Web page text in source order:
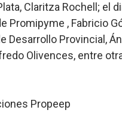
Claritza Rochell; el
Promipyme , Fabricio
Desarrollo Provincial,
Olivences, entre
Propeep